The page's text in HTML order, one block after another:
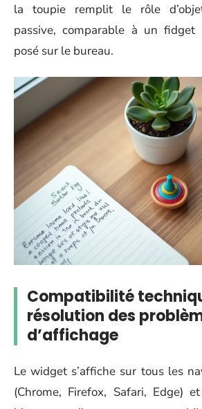
la toupie remplit le rôle
passive, comparable à un fidget
posé sur le bureau.
Compatibilité
résolution des
d’affichage
Le widget s’affiche sur tous les
(Chrome, Firefox, Safari, Edge)